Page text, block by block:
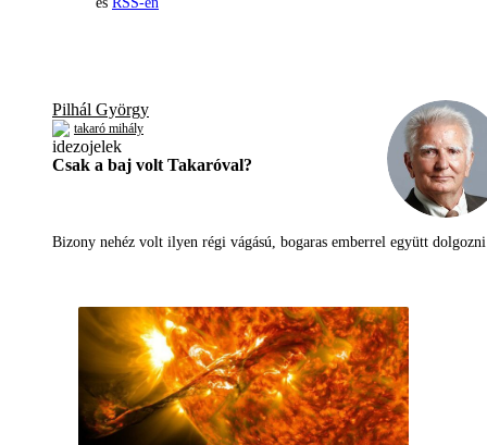
Pilhál György
takaró mihály
Csak a baj volt Takaróval?
Bizony nehéz volt ilyen régi vágású, bogaras emberrel együtt